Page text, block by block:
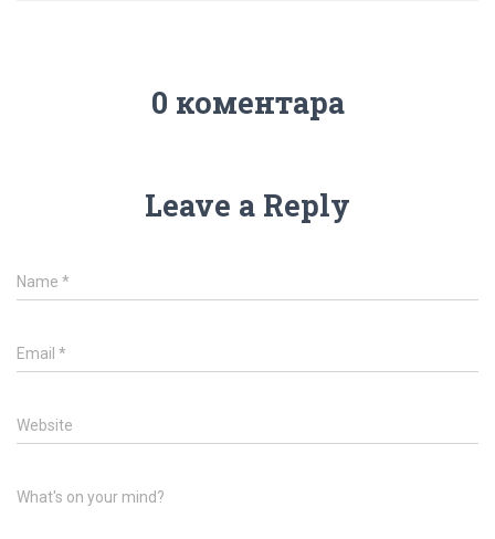
0 коментара
Leave a Reply
Name *
Email *
Website
What's on your mind?